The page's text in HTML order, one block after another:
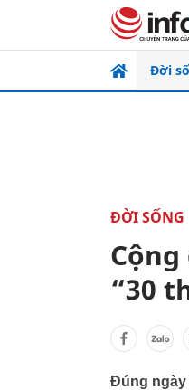
Đời
ĐỜI SỐNG
“30
Đúng ngày